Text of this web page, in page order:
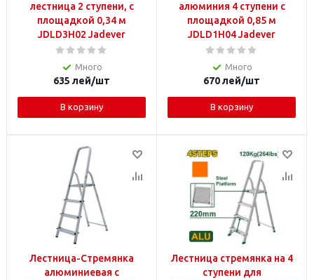
лестница 2 ступени, с
площадкой 0,34 м
JDLD3H02 Jadever
Много
635 лей/шт
В корзину
алюминия 4 ступени с
площадкой 0,85 м
JDLD1H04 Jadever
Много
670лей/шт
В корзину
Лестница-Стремянка
алюминиевая с
Лестница стремянка на 4
ступени для